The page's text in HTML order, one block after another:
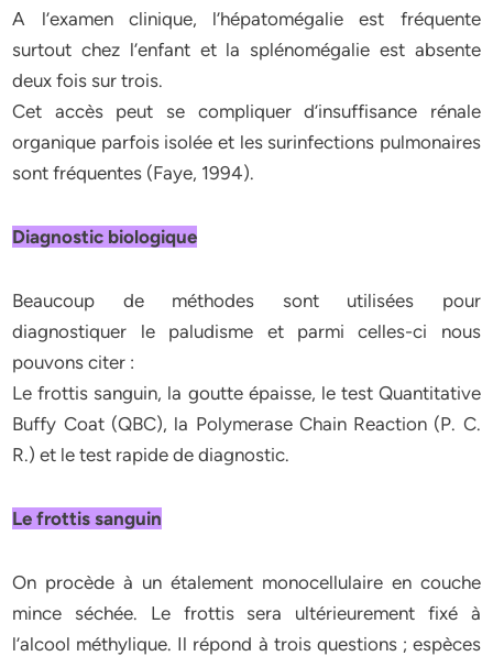
A l’examen clinique, l’hépatomégalie est fréquente
surtout chez l’enfant et la splénomégalie est absente
deux fois sur trois.
Cet accès peut se compliquer d’insuffisance rénale
organique parfois isolée et les surinfections pulmonaires
sont fréquentes (Faye, 1994).
Diagnostic biologique
Beaucoup de méthodes sont utilisées pour
diagnostiquer le paludisme et parmi celles-ci nous
pouvons citer :
Le frottis sanguin, la goutte épaisse, le test Quantitative
Buffy Coat (QBC), la Polymerase Chain Reaction (P. C.
R.) et le test rapide de diagnostic.
Le frottis sanguin
On procède à un étalement monocellulaire en couche
mince séchée. Le frottis sera ultérieurement fixé à
l’alcool méthylique. Il répond à trois questions ; espèces